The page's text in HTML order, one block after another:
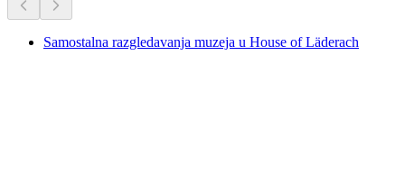
Samostalna razgledavanja muzeja u House of Läderach